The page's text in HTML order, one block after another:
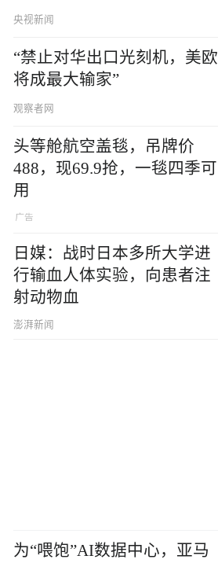
央视新闻
“禁止对华出口光刻机，美欧
将成最大输家”
观察者网
头等舱航空盖毯，吊牌价
488，现69.9抢，一毯四季可
用
日媒：战时日本多所大学进
行输血人体实验，向患者注
射动物血
澎湃新闻
为“喂饱”AI数据中心，亚马